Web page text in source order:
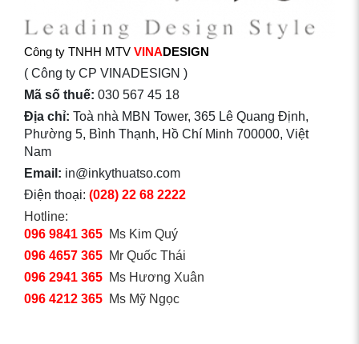
Công ty TNHH MTV VINADESIGN
( Công ty CP VINADESIGN )
Mã số thuế: 030 567 45 18
Địa chỉ: Toà nhà MBN Tower, 365 Lê Quang Định,
Phường 5, Bình Thạnh, Hồ Chí Minh 700000, Việt
Nam
Email: in@inkythuatso.com
Điện thoại: (028) 22 68 2222
Hotline:
096 9841 365 Ms Kim Quý
096 4657 365 Mr Quốc Thái
096 2941 365 Ms Hương Xuân
096 4212 365 Ms Mỹ Ngọc